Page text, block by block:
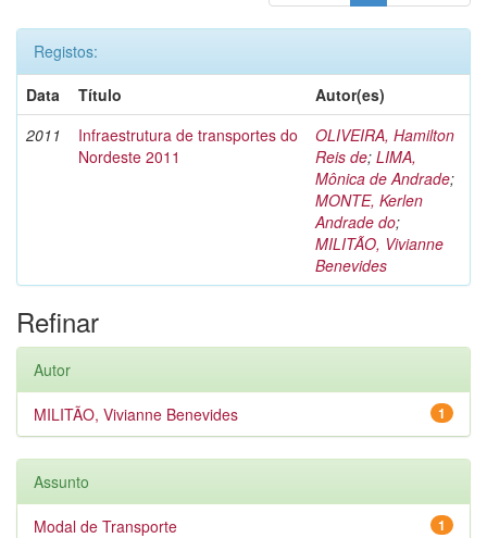
Registos:
Data
Título
Autor(es)
2011
Infraestrutura de transportes do
Nordeste 2011
OLIVEIRA, Hamilton
Reis de; LIMA,
Mônica de Andrade;
MONTE, Kerlen
Andrade do;
MILITÃO, Vivianne
Benevides
Refinar
Autor
1
MILITÃO, Vivianne Benevides
Assunto
1
Modal de Transporte